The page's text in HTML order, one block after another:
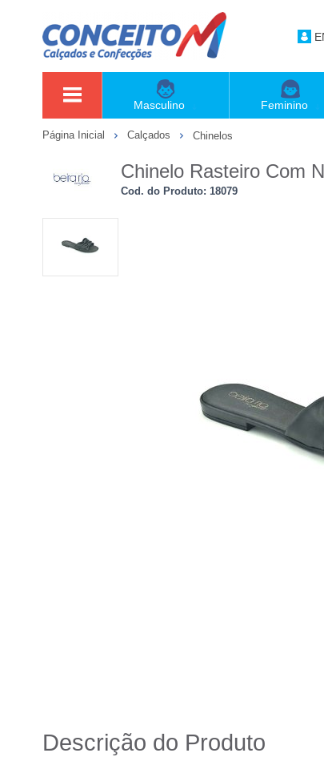
Masculino Feminino
Página Inicial Calçados Chinelos
Chinelo Rasteiro Com
Cod. do Produto: 18079
Descrição do Produto